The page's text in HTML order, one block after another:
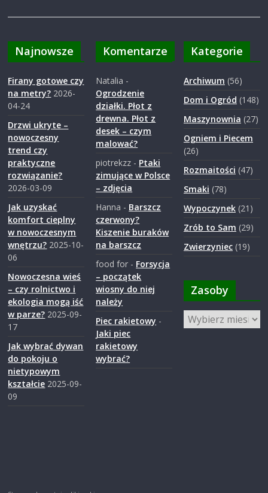
Najnowsze
Firany gotowe czy
na metry? 2026-
04-24
Drzwi ukryte –
nowoczesny
trend czy
praktyczne
rozwiązanie?
2026-03-09
Jak uzyskać
komfort cieplny
w nowoczesnym
wnętrzu? 2025-10-
06
Nowoczesna wieś
– czy rolnictwo i
ekologia mogą iść
w parze? 2025-09-
17
Jak wybrać dywan
do pokoju o
nietypowym
kształcie 2025-09-
09
Komentarze
Natalia -
Ogrodzenie
działki. Płot z
drewna. Płot z
desek – czym
malować?
piotrekzz - Ptaki
zimujące w Polsce
– zdjęcia
Hanna - Barszcz
czerwony?
Kiszenie buraków
na barszcz
food for - Forsycja
– początek
wiosny do niej
należy
Piec rakietowy -
Jaki piec
rakietowy
wybrać?
Kategorie
Archiwum (56)
Dom i Ogród (148)
Maszynownia (27)
Ogniem i Piecem
(26)
Rozmaitości (47)
Smaki (78)
Wypoczynek(21)
Zrób to Sam (29)
Zwierzyniec(19)
Zasoby
Zasoby